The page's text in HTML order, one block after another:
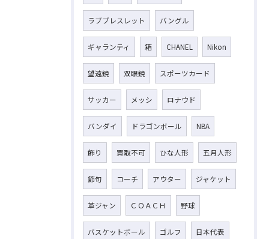
ラブブレスレット バングル
ギャランティ 箱 CHANEL Nikon
望遠鏡 双眼鏡 スポーツカード
サッカー メッシ ロナウド
バンダイ ドラゴンボール NBA
飾り 買取不可 ひな人形 五月人形
節句 コーチ アウター ジャケット
革ジャン ＣＯＡＣＨ 野球
バスケットボール ゴルフ 日本代表